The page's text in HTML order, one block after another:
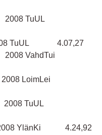
TuUL
4.07,27
VahdTui
LoimLei
TuUL
YlänKi 4.24,92